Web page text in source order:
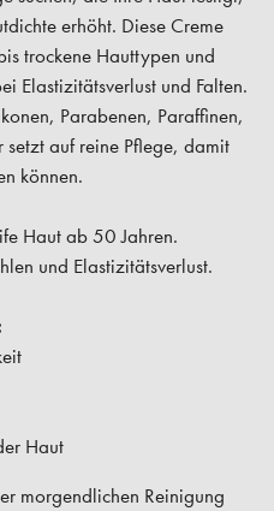
erhöht. Diese Creme
trockene Hauttypen und
Elastizitätsverlust und Falten.
Parabenen, Paraffinen,
setzt auf reine Pflege, damit
können.
Haut ab 50 Jahren.
und Elastizitätsverlust.
Haut
morgendlichen Reinigung